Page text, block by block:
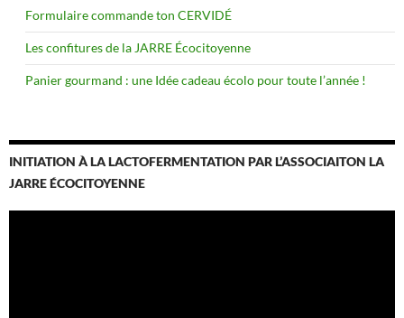
Formulaire commande ton CERVIDÉ
Les confitures de la JARRE Écocitoyenne
Panier gourmand : une Idée cadeau écolo pour toute l’année !
INITIATION À LA LACTOFERMENTATION PAR L’ASSOCIAITON LA
JARRE ÉCOCITOYENNE